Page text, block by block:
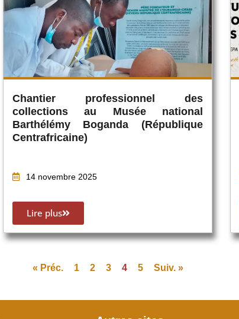
Chantier professionnel des
collections au Musée national
Barthélémy Boganda (République
Centrafricaine)
14 novembre 2025
Lire plus
« Préc. 1 2 3 4 5 Suiv. »